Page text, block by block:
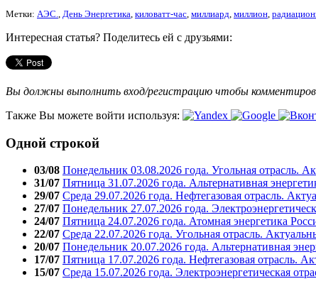
Метки: АЭС., День Энергетика, киловатт-час, миллиард, миллион,
Интересная статья? Поделитесь ей с друзьями:
Вы должны выполнить вход/регистрацию чтобы
Также Вы можете войти используя:
Одной строкой
03/08 Понедельник 03.08.2026 года. Угольная отрасль.
31/07 Пятница 31.07.2026 года. Альтернативная
29/07 Среда 29.07.2026 года. Нефтегазовая отрасль.
27/07 Понедельник 27.07.2026 года.
24/07 Пятница 24.07.2026 года. Атомная энергетика
22/07 Среда 22.07.2026 года. Угольная отрасль.
20/07 Понедельник 20.07.2026 года. Альтернативная
17/07 Пятница 17.07.2026 года. Нефтегазовая отрасль.
15/07 Среда 15.07.2026 года. Электроэнергетическая